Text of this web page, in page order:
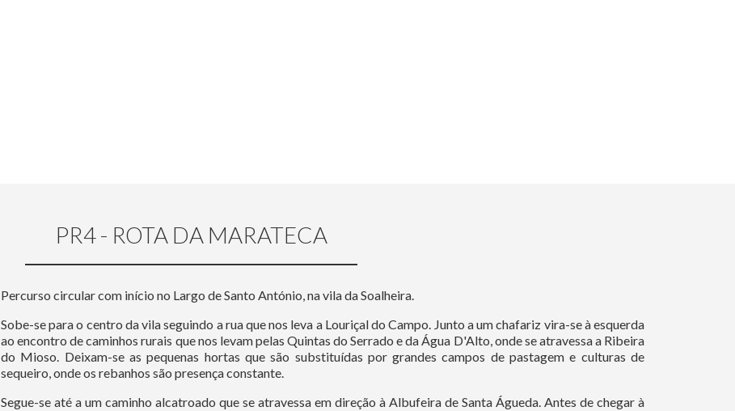
PR4 - ROTA DA MARATECA
Percurso circular com início no Largo de Santo António, na vila da Soalheira.
Sobe-se para o centro da vila seguindo a rua que nos leva a Louriçal do Campo. Junto a um chafariz vira-se à esquerda
ao encontro de caminhos rurais que nos levam pelas Quintas do Serrado e da Água D'Alto, onde se atravessa a Ribeira
do Mioso. Deixam-se as pequenas hortas que são substituídas por grandes campos de pastagem e culturas de
sequeiro, onde os rebanhos são presença constante.
Segue-se até a um caminho alcatroado que se atravessa em direção à Albufeira de Santa Águeda. Antes de chegar à